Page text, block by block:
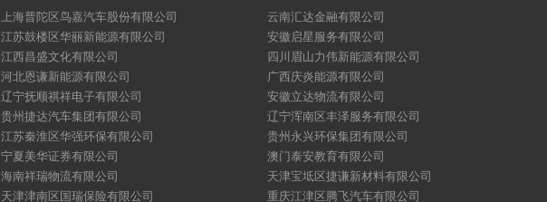
上海普陀区鸟嘉汽车股份有限公司
云南汇达金融有限公司
江苏鼓楼区华丽新能源有限公司
安徽启星服务有限公司
江西昌盛文化有限公司
四川眉山力伟新能源有限公司
河北恩谦新能源有限公司
广西庆炎能源有限公司
辽宁抚顺祺祥电子有限公司
安徽立达物流有限公司
贵州捷达汽车集团有限公司
辽宁浑南区丰泽服务有限公司
江苏秦淮区华强环保有限公司
贵州永兴环保集团有限公司
宁夏美华证券有限公司
澳门泰安教育有限公司
海南祥瑞物流有限公司
天津宝坻区捷谦新材料有限公司
天津津南区国瑞保险有限公司 重庆江津区腾飞汽车有限公司